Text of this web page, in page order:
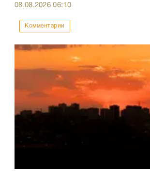
08.08.202606:10
Комментарии